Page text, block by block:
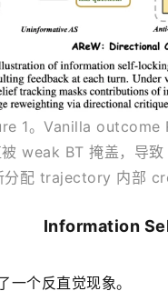
1。Vanilla
weak BT 掩盖，导
配 trajectory 内部
Information
一个反直觉现象。